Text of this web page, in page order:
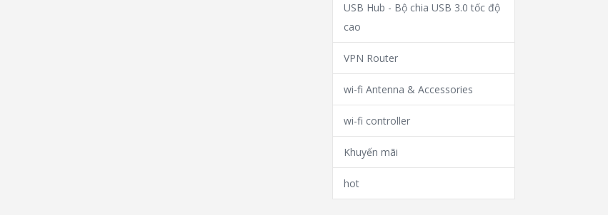
USB Hub - Bộ chia USB 3.0 tốc độ
cao
VPN Router
wi-fi Antenna & Accessories
wi-fi controller
Khuyến mãi
hot